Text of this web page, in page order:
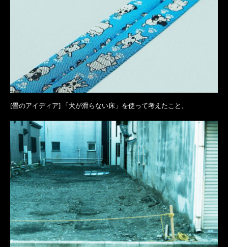
[畳のアイディア] 「犬が滑らない床」を使って考えたこと。